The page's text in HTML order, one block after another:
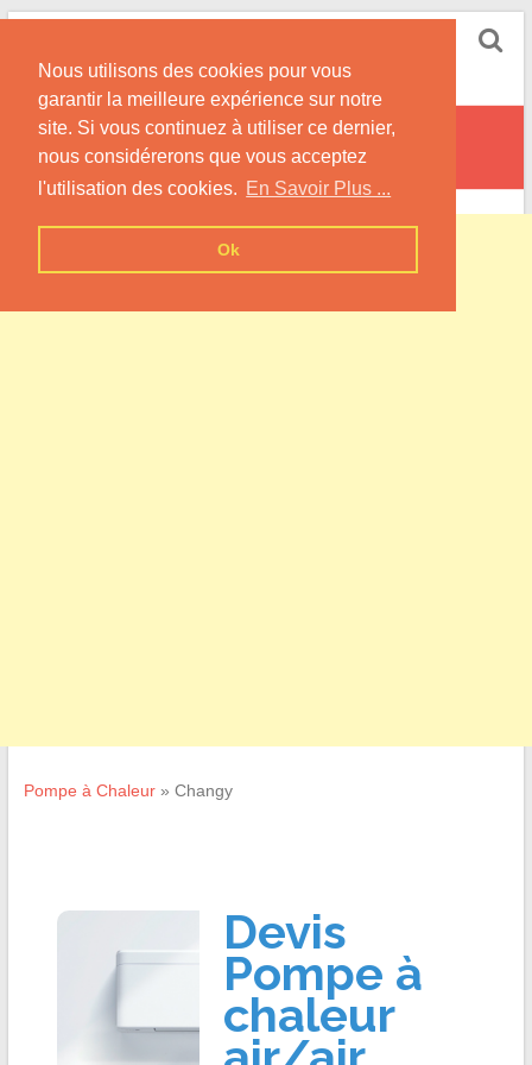
Nous utilisons des cookies pour vous
garantir la meilleure expérience sur notre
site. Si vous continuez à utiliser ce dernier,
nous considérerons que vous acceptez
l'utilisation des cookies. En Savoir Plus ...
Ok
Skip
content
Informations sur les Pompes à Chaleur
Changy
Pompe à Chaleur» Changy